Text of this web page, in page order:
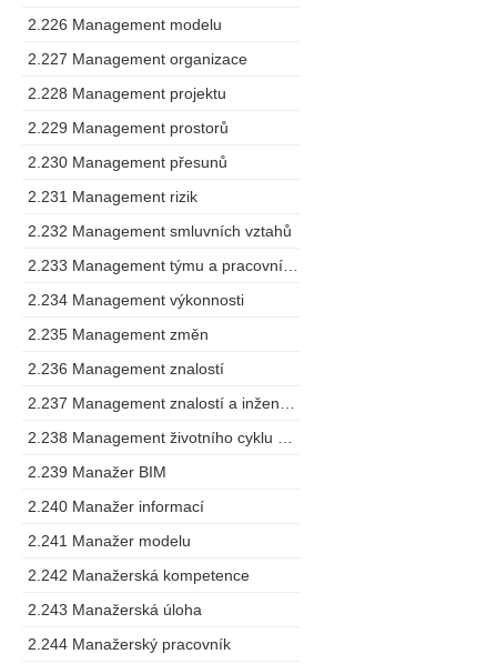
2.226 Management modelu
2.227 Management organizace
2.228 Management projektu
2.229 Management prostorů
2.230 Management přesunů
2.231 Management rizik
2.232 Management smluvních vztahů
2.234 Management výkonnosti
2.235 Management změn
2.236 Management znalostí
2.239 Manažer BIM
2.240 Manažer informací
2.241 Manažer modelu
2.242 Manažerská kompetence
2.243 Manažerská úloha
2.244 Manažerský pracovník